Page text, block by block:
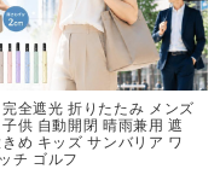
完全遮光 折りたたみ メンズ
供 自動開閉 晴雨兼用 遮
め キッズ サンバリア ワ
チ ゴルフ